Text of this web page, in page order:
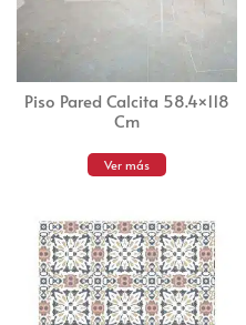
Piso Pared Calcita 58.4×118
Cm
Ver más